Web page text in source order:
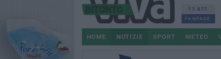
17.877
FANPAGE
HOME NOTIZIE SPORT METEO